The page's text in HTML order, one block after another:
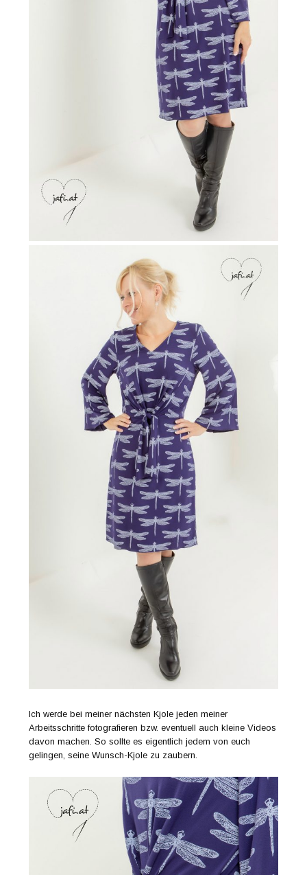
Ich werde bei meiner nächsten Kjole jeden meiner
Arbeitsschritte fotografieren bzw. eventuell auch kleine Videos
davon machen. So sollte es eigentlich jedem von euch
gelingen, seine Wunsch-Kjole zu zaubern.